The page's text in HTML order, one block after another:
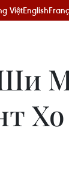
ViệtEnglish
Ши